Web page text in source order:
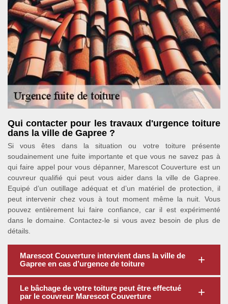
Qui contacter pour les travaux d'urgence toiture
dans la ville de Gapree ?
Si vous êtes dans la situation ou votre toiture présente
soudainement une fuite importante et que vous ne savez pas à
qui faire appel pour vous dépanner, Marescot Couverture est un
couvreur qualifié qui peut vous aider dans la ville de Gapree.
Equipé d’un outillage adéquat et d’un matériel de protection, il
peut intervenir chez vous à tout moment même la nuit. Vous
pouvez entièrement lui faire confiance, car il est expérimenté
dans le domaine. Contactez-le si vous avez besoin de plus de
détails.
Marescot Couverture intervient dans la ville de
Gapree en cas d’urgence de toiture
Le bâchage de votre toiture peut être effectué
par le couvreur Marescot Couverture